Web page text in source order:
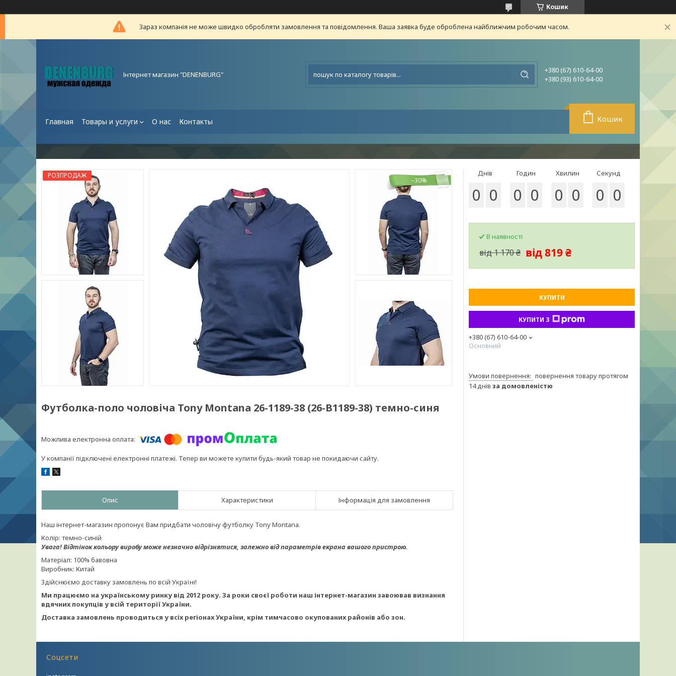
Кошик
Зараз компанія не може швидко обробляти замовлення та повідомлення. Ваша заявка буде оброблена найближчим робочим часом.
Інтернет магазин "DENENBURG"
+380 (67) 610-64-00
+380 (93) 610-64-00
Главная Товары и услуги О нас Контакты Кошик
РОЗПРОДАЖ
–30%
Футболка-поло чоловіча Tony Montana 26-1189-38 (26-B1189-38) темно-синя
У компанії підключені електронні платежі. Тепер ви можете купити будь-який товар не покидаючи сайту.
Опис Характеристики Інформація для замовлення
Наш інтернет-магазин пропонує Вам придбати чоловічу футболку Tony Montana.
Колір: темно-синій
Увага!Відтінок кольору виробу може незначно відрізнятися, залежно від параметрів екрана вашого пристрою.
Матеріал: 100% бавовна
Виробник: Китай
Здійснюємо доставку замовлень по всій Україні!
Ми працюємо на українському ринку від 2012 року. За роки своєї роботи наш інтернет-магазин завоював визнання
вдячних покупців у всій території України.
Доставка замовлень проводиться у всіх регіонах України, крім тимчасово окупованих районів або зон.
Днів
0 0
Годин
0 0
Хвилин
0 0
Секунд
0 0
В наявності
від 1 170 ₴ від 819 ₴
КУПИТИ
КУПИТИ З
+380 (67) 610-64-00
Основний
повернення товару протягом
14 днів за домовленістю
Соцсети